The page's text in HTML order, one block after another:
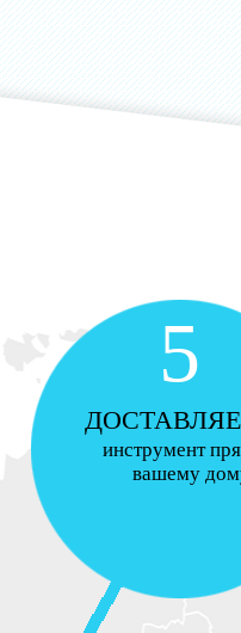
5
инструмент
вашему